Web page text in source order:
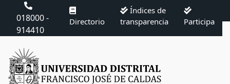
018000 -
914410
Directorio
Índices de
transparencia
Participa